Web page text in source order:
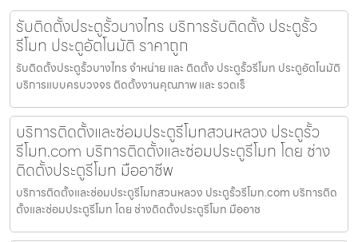
รับติดตั้งประตูรั้วบางไทร บริการรับติดตั้ง ประตูรั้ว
รีโมท ประตูอัตโนมัติ ราคาถูก
รับติดตั้งประตูรั้วบางไทร จำหน่าย และ ติดตั้ง ประตูรั้วรีโมท ประตูอัตโนมัติ
บริการแบบครบวงจร ติดตั้งงานคุณภาพ และ รวดเร็
บริการติดตั้งและซ่อมประตูรีโมทสวนหลวง ประตูรั้ว
รีโมท.com บริการติดตั้งและซ่อมประตูรีโมท โดย ช่าง
ติดตั้งประตูรีโมท มืออาชีพ
บริการติดตั้งและซ่อมประตูรีโมทสวนหลวง ประตูรั้วรีโมท.com บริการติด
ตั้งและซ่อมประตูรีโมท โดย ช่างติดตั้งประตูรีโมท มืออาช